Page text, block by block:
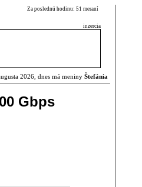
Za poslednú hodinu: 51 meraní
inzercia
2026, dnes má meniny Štefánia
Gbps